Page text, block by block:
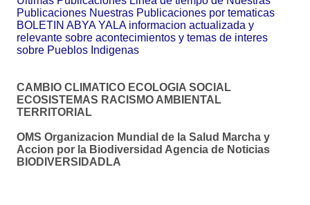
Publicaciones Nuestras Publicaciones por tematicas
BOLETIN ABYA YALA informacion actualizada y
relevante sobre acontecimientos y temas de interes
sobre Pueblos Indigenas
CAMBIO CLIMATICO ECOLOGIA SOCIAL
ECOSISTEMAS RACISMO AMBIENTAL
TERRITORIAL
OMS Organizacion Mundial de la Salud Marcha y
Accion por la Biodiversidad Agencia de Noticias
BIODIVERSIDADLA